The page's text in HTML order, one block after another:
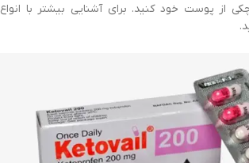
از پوست خود کنید. برای آشنایی بیشتر با انواع